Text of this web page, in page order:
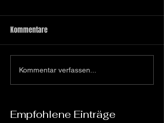
Kommentare
Kommentar verfassen...
Empfohlene Einträge